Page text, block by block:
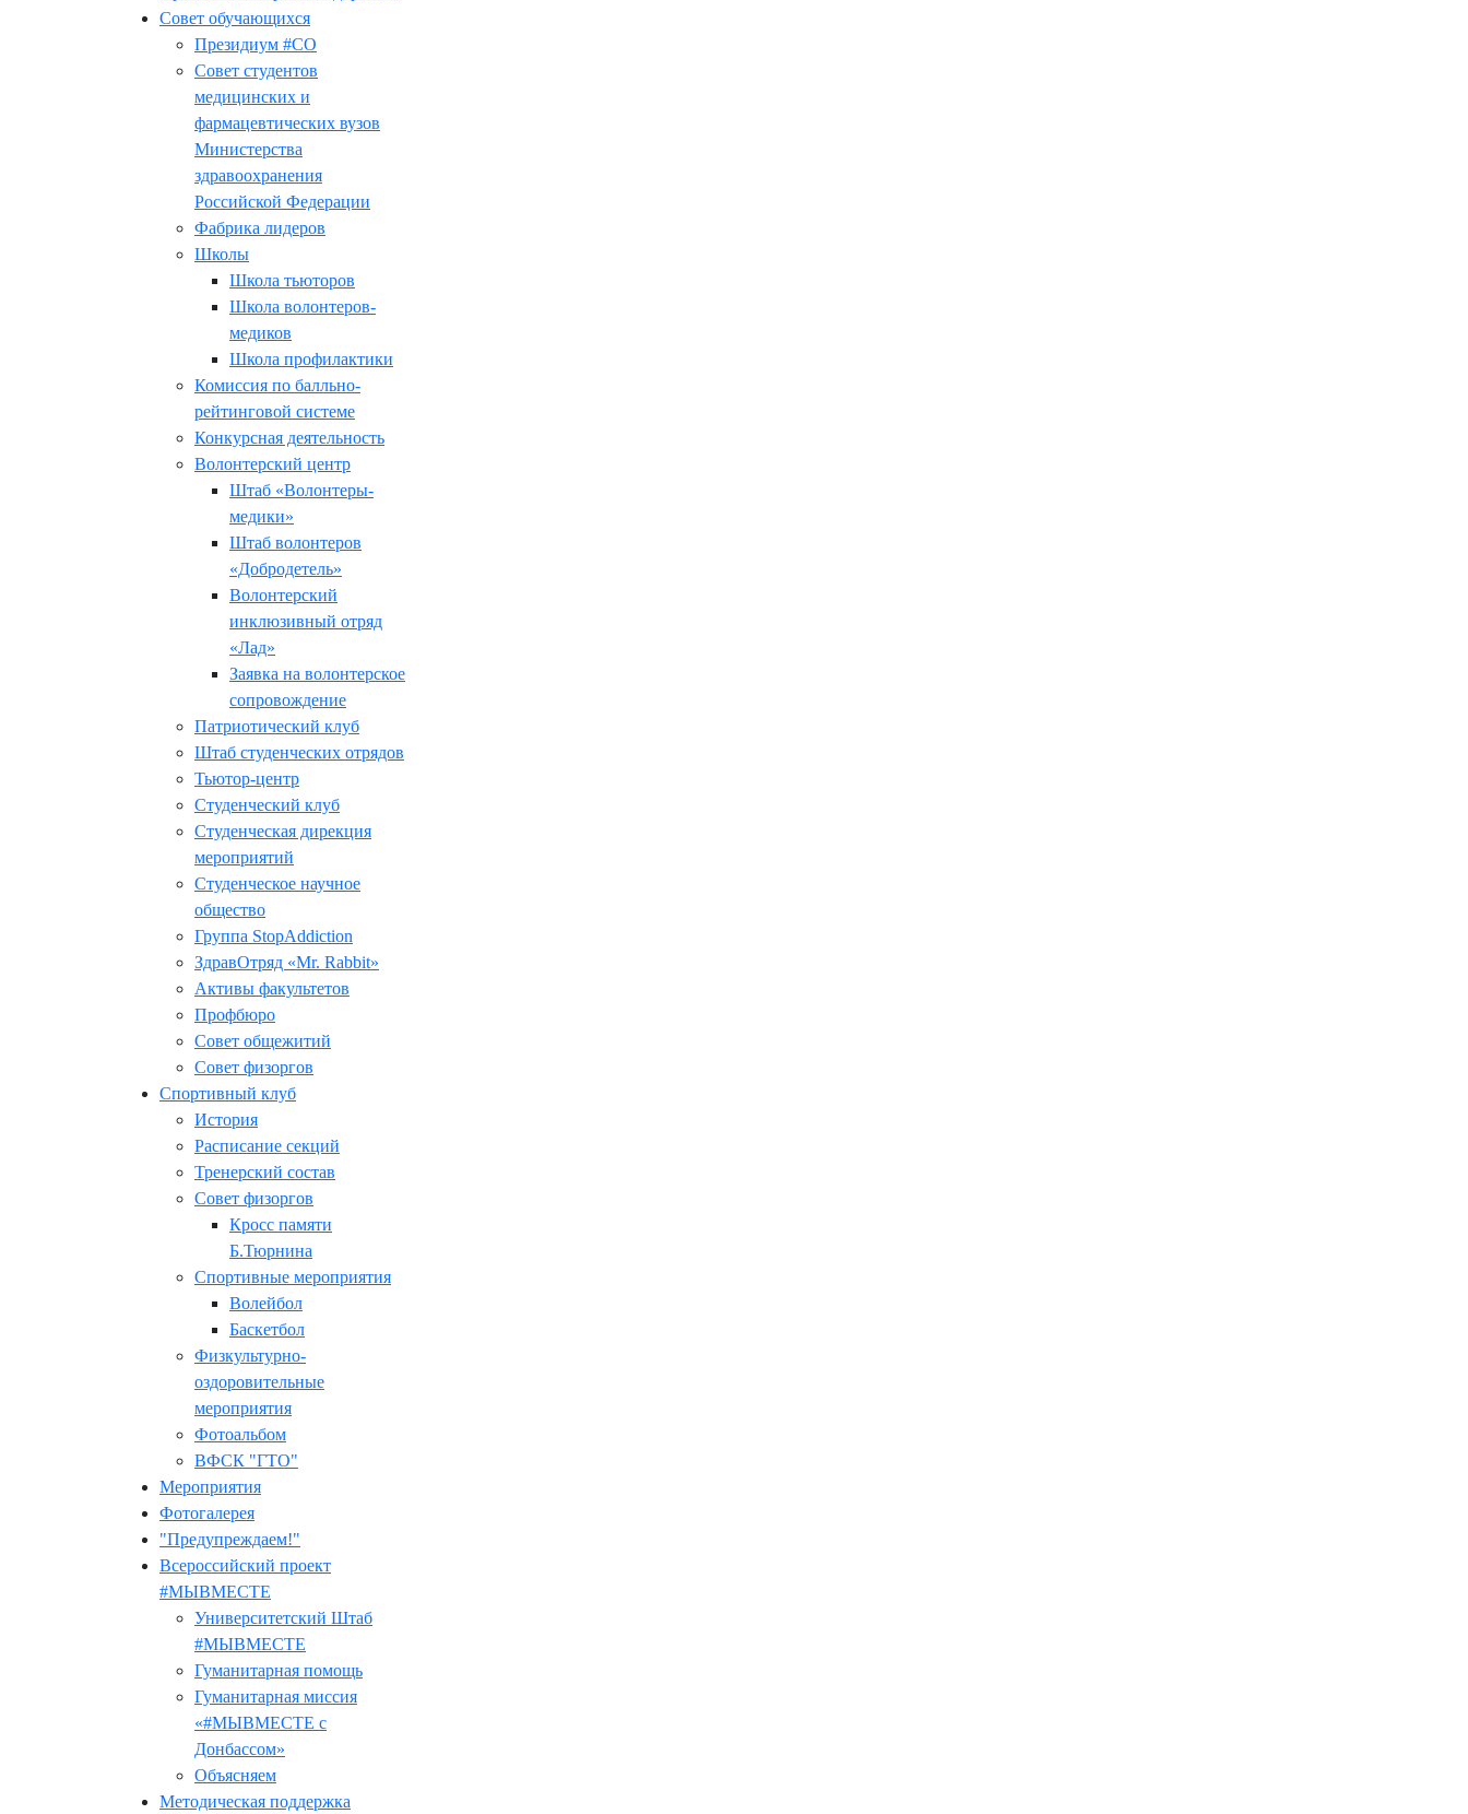
Совет обучающихся
Президиум #СО
Совет студентов
медицинских и
фармацевтических вузов
Министерства
здравоохранения
Российской Федерации
Фабрика лидеров
Школы
Школа тьюторов
Школа волонтеров-
медиков
Школа профилактики
Комиссия по балльно-
рейтинговой системе
Конкурсная деятельность
Волонтерский центр
Штаб «Волонтеры-
медики»
Штаб волонтеров
«Добродетель»
Волонтерский
инклюзивный отряд
«Лад»
Заявка на волонтерское
сопровождение
Патриотический клуб
Штаб студенческих отрядов
Тьютор-центр
Студенческий клуб
Студенческая дирекция
мероприятий
Студенческое научное
общество
Группа StopAddiction
ЗдравОтряд «Mr. Rabbit»
Активы факультетов
Профбюро
Совет общежитий
Совет физоргов
Спортивный клуб
История
Расписание секций
Тренерский состав
Совет физоргов
Кросс памяти
Б.Тюрнина
Спортивные мероприятия
Волейбол
Баскетбол
Физкультурно-
оздоровительные
мероприятия
Фотоальбом
ВФСК "ГТО"
Мероприятия
Фотогалерея
"Предупреждаем!"
Всероссийский проект
#МЫВМЕСТЕ
Университетский Штаб
#МЫВМЕСТЕ
Гуманитарная помощь
Гуманитарная миссия
«#МЫВМЕСТЕ с
Донбассом»
Объясняем
Методическая поддержка